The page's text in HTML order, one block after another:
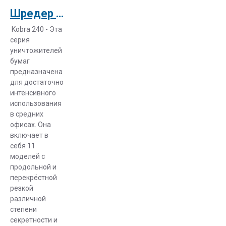
задачей и
рассчитанные
на
беспрерывную
нагрузку.
Для средних
или
небольших
офисов
прекрасным
выбором
станут модели
«+1 SS4», «S-
50/4», «+1
SS6» и др.,
которые без
труда
Шредер Kobra 240 SS5 E/S
Kobra 240 - Эта
серия
уничтожителей
бумаг
предназначена
для достаточно
интенсивного
использования
в средних
офисах. Она
включает в
себя 11
моделей с
продольной и
перекрёстной
резкой
различной
степени
секретности и